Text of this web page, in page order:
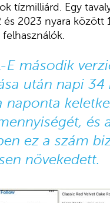
tízmilliárd. Egy
és 2023 nyara között
E második
után napi 34
naponta
és
ez a szám
növekedett.